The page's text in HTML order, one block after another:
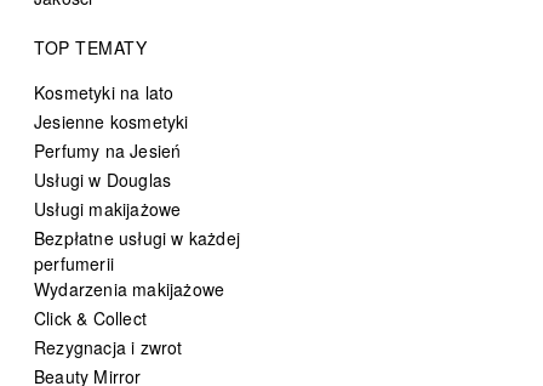
TOP TEMATY
Kosmetyki na lato
Jesienne kosmetyki
Perfumy na Jesień
Usługi w Douglas
Usługi makijażowe
Bezpłatne usługi w każdej
perfumerii
Wydarzenia makijażowe
Click & Collect
Rezygnacja i zwrot
Beauty Mirror